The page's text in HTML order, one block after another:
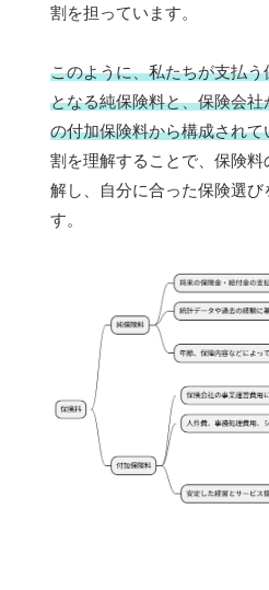
割を担っています。
このように、私たちが支払
となる純保険料と、保険会
の付加保険料から構成されて
割を理解することで、保険
解し、自分に合った保険選び
す。